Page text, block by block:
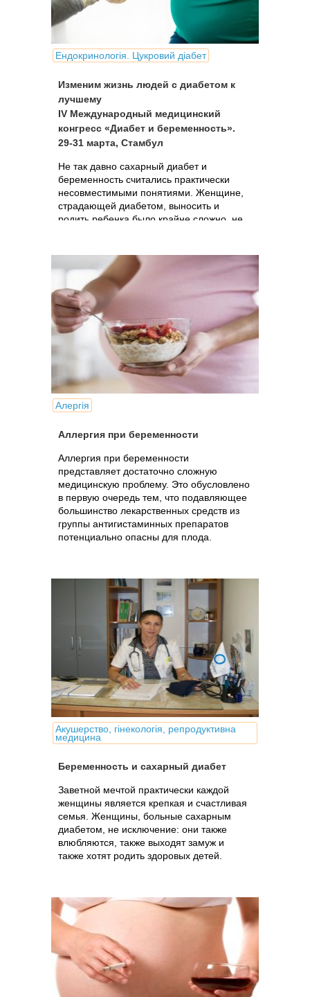
Ендокринологія. Цукровий діабет
Изменим жизнь людей с диабетом к
лучшему
IV Международный медицинский
конгресс «Диабет и беременность».
29-31 марта, Стамбул
Не так давно сахарный диабет и
беременность считались практически
несовместимыми понятиями. Женщине,
страдающей диабетом, выносить и
родить ребенка было крайне сложно, не
Алергія
Аллергия при беременности
Аллергия при беременности
представляет достаточно сложную
медицинскую проблему. Это обусловлено
в первую очередь тем, что подавляющее
большинство лекарственных средств из
группы антигистаминных препаратов
потенциально опасны для плода.
Акушерство, гінекологія, репродуктивна
медицина
Беременность и сахарный диабет
Заветной мечтой практически каждой
женщины является крепкая и счастливая
семья. Женщины, больные сахарным
диабетом, не исключение: они также
влюбляются, также выходят замуж и
также хотят родить здоровых детей.